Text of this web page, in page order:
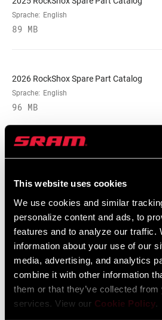
This website uses cookies
We use cookies and similar
personalize content and ads, to
features and to analyze our traffic.
information about your use of our
media, advertising, and analytics
combine it with other information
them or that they’ve collected
services. View our Cookie Policy.
Sprache: English
89 MB
2026 RockShox Spare Part Catalog
Sprache: English
96 MB
Sicherheitshinweise
95-4018-009-000 Safety Instructions
Suspension
Sprache: 日本語, 官话, Português,
Nederlands, Italiano, Français,
Español, English, Deutsch
348 KB
95-4018-009-100 Safety Instructions